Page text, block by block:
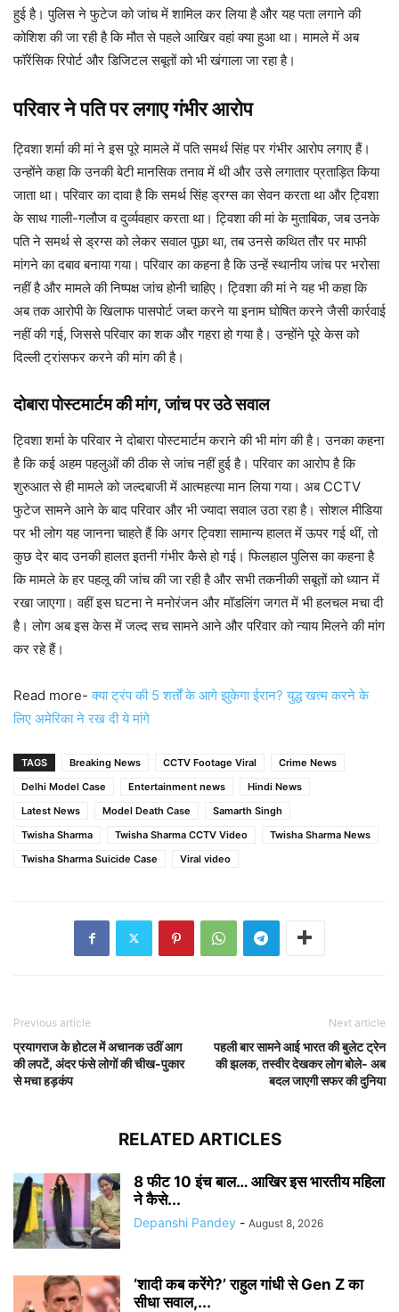
हुई है। पुलिस ने फुटेज को जांच में शामिल कर लिया है और यह पता लगाने की
कोशिश की जा रही है कि मौत से पहले आखिर वहां क्या हुआ था। मामले में अब
फॉरेंसिक रिपोर्ट और डिजिटल सबूतों को भी खंगाला जा रहा है।
परिवार ने पति पर लगाए गंभीर आरोप
ट्विशा शर्मा की मां ने इस पूरे मामले में पति समर्थ सिंह पर गंभीर आरोप लगाए हैं।
उन्होंने कहा कि उनकी बेटी मानसिक तनाव में थी और उसे लगातार प्रताड़ित किया
जाता था। परिवार का दावा है कि समर्थ सिंह ड्रग्स का सेवन करता था और ट्विशा
के साथ गाली-गलौज व दुर्व्यवहार करता था। ट्विशा की मां के मुताबिक, जब उनके
पति ने समर्थ से ड्रग्स को लेकर सवाल पूछा था, तब उनसे कथित तौर पर माफी
मांगने का दबाव बनाया गया। परिवार का कहना है कि उन्हें स्थानीय जांच पर भरोसा
नहीं है और मामले की निष्पक्ष जांच होनी चाहिए। ट्विशा की मां ने यह भी कहा कि
अब तक आरोपी के खिलाफ पासपोर्ट जब्त करने या इनाम घोषित करने जैसी कार्रवाई
नहीं की गई, जिससे परिवार का शक और गहरा हो गया है। उन्होंने पूरे केस को
दिल्ली ट्रांसफर करने की मांग की है।
दोबारा पोस्टमार्टम की मांग, जांच पर उठे सवाल
ट्विशा शर्मा के परिवार ने दोबारा पोस्टमार्टम कराने की भी मांग की है। उनका कहना
है कि कई अहम पहलुओं की ठीक से जांच नहीं हुई है। परिवार का आरोप है कि
शुरुआत से ही मामले को जल्दबाजी में आत्महत्या मान लिया गया। अब CCTV
फुटेज सामने आने के बाद परिवार और भी ज्यादा सवाल उठा रहा है। सोशल मीडिया
पर भी लोग यह जानना चाहते हैं कि अगर ट्विशा सामान्य हालत में ऊपर गई थीं, तो
कुछ देर बाद उनकी हालत इतनी गंभीर कैसे हो गई। फिलहाल पुलिस का कहना है
कि मामले के हर पहलू की जांच की जा रही है और सभी तकनीकी सबूतों को ध्यान में
रखा जाएगा। वहीं इस घटना ने मनोरंजन और मॉडलिंग जगत में भी हलचल मचा दी
है। लोग अब इस केस में जल्द सच सामने आने और परिवार को न्याय मिलने की मांग
कर रहे हैं।
Read more-क्या ट्रंप की 5 शर्तों के आगे झुकेगा ईरान? युद्ध खत्म करने के
लिए अमेरिका ने रख दी ये मांगे
TAGS Breaking News CCTV Footage Viral
Crime News
Delhi Model Case
Entertainment news
Hindi News
Latest News
Model Death Case
Samarth Singh
Twisha Sharma
Twisha Sharma CCTV Video
Twisha Sharma News
Twisha Sharma Suicide Case
Viral video
Previous article
प्रयागराज के होटल में अचानक उठीं आग
की लपटें, अंदर फंसे लोगों की चीख-पुकार
से मचा हड़कंप
Next article
पहली बार सामने आई भारत की बुलेट ट्रेन
की झलक, तस्वीर देखकर लोग बोले- अब
बदल जाएगी सफर की दुनिया
RELATED ARTICLES
8 फीट 10 इंच बाल… आखिर इस भारतीय महिला
ने कैसे...
Depanshi Pandey - August 8, 2026
‘शादी कब करेंगे?’ राहुल गांधी से Gen Z का
सीधा सवाल,...